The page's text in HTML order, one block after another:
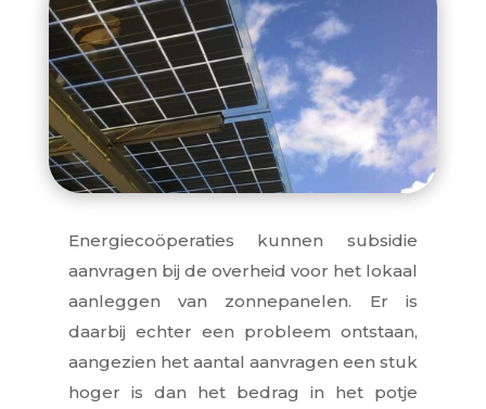
Energiecoöperaties kunnen subsidie
aanvragen bij de overheid voor het lokaal
aanleggen van zonnepanelen. Er is
daarbij echter een probleem ontstaan,
aangezien het aantal aanvragen een stuk
hoger is dan het bedrag in het potje